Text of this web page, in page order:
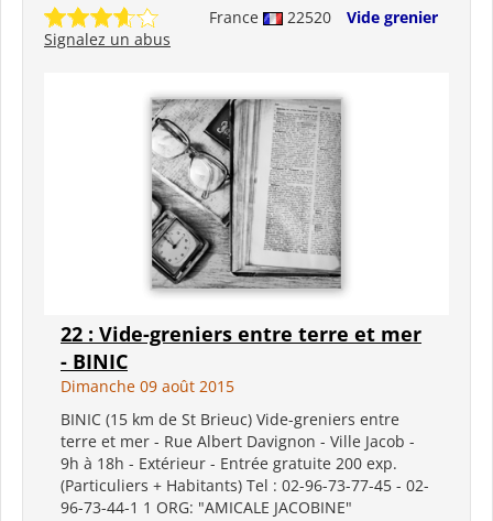
France 22520
Vide grenier
Signalez un abus
22 : Vide-greniers entre terre et mer
- BINIC
Dimanche 09 août 2015
BINIC (15 km de St Brieuc) Vide-greniers entre
terre et mer - Rue Albert Davignon - Ville Jacob -
9h à 18h - Extérieur - Entrée gratuite 200 exp.
(Particuliers + Habitants) Tel : 02-96-73-77-45 - 02-
96-73-44-1 1 ORG: "AMICALE JACOBINE"